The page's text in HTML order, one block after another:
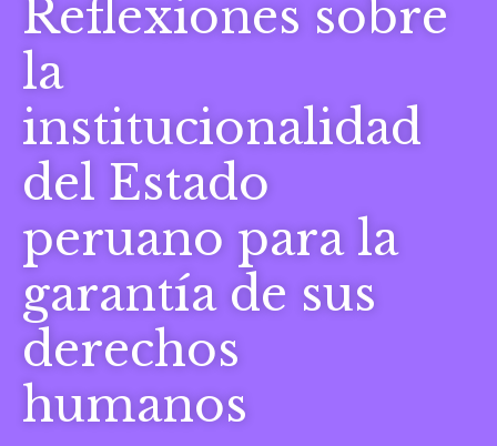
Reflexiones sobre
la
institucionalidad
del Estado
peruano para la
garantía de sus
derechos
humanos